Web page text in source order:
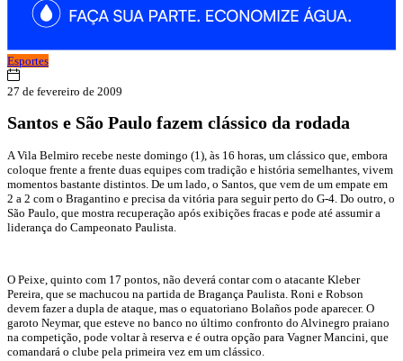
Esportes
27 de fevereiro de 2009
Santos e São Paulo fazem clássico da rodada
A Vila Belmiro recebe neste domingo (1), às 16 horas, um clássico que, embora
coloque frente a frente duas equipes com tradição e história semelhantes, vivem
momentos bastante distintos. De um lado, o Santos, que vem de um empate em
2 a 2 com o Bragantino e precisa da vitória para seguir perto do G-4. Do outro, o
São Paulo, que mostra recuperação após exibições fracas e pode até assumir a
liderança do Campeonato Paulista.
O Peixe, quinto com 17 pontos, não deverá contar com o atacante Kleber
Pereira, que se machucou na partida de Bragança Paulista. Roni e Robson
devem fazer a dupla de ataque, mas o equatoriano Bolaños pode aparecer. O
garoto Neymar, que esteve no banco no último confronto do Alvinegro praiano
na competição, pode voltar à reserva e é outra opção para Vagner Mancini, que
comandará o clube pela primeira vez em um clássico.